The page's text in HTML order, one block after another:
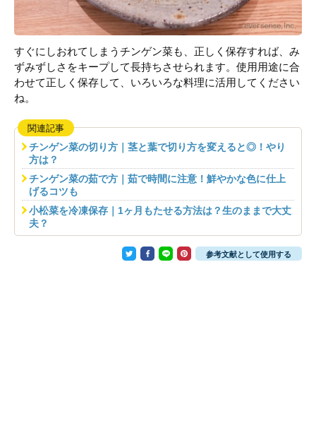
すぐにしおれてしまうチンゲン菜も、正しく保存すれば、み
ずみずしさをキープして長持ちさせられます。使用用途に合
わせて正しく保存して、いろいろな料理に活用してください
ね。
関連記事
チンゲン菜の切り方｜茎と葉で切り方を変えると◎！やり
方は？
チンゲン菜の茹で方｜茹で時間に注意！鮮やかな色に仕上
げるコツも
小松菜を冷凍保存｜1ヶ月もたせる方法は？生のままで大丈
夫？
参考文献として使用する